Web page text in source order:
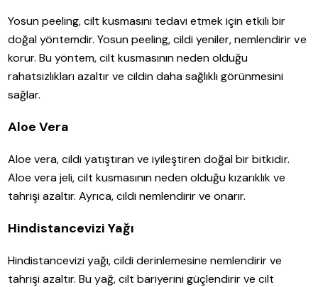
Yosun peeling, cilt kusmasını tedavi etmek için etkili bir
doğal yöntemdir. Yosun peeling, cildi yeniler, nemlendirir ve
korur. Bu yöntem, cilt kusmasının neden olduğu
rahatsızlıkları azaltır ve cildin daha sağlıklı görünmesini
sağlar.
Aloe Vera
Aloe vera, cildi yatıştıran ve iyileştiren doğal bir bitkidir.
Aloe vera jeli, cilt kusmasının neden olduğu kızarıklık ve
tahrişi azaltır. Ayrıca, cildi nemlendirir ve onarır.
Hindistancevizi Yağı
Hindistancevizi yağı, cildi derinlemesine nemlendirir ve
tahrişi azaltır. Bu yağ, cilt bariyerini güçlendirir ve cilt